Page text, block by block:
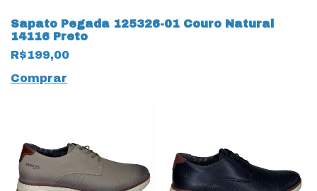
Sapato Pegada 125326-01 Couro Natural
14116 Preto
R$199,00
Comprar